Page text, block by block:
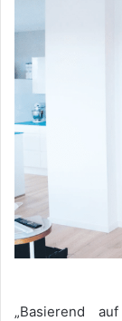
„Basierend